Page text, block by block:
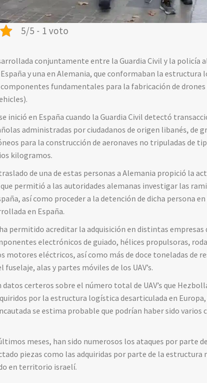
5/5 - 1 voto
conjuntamente entre la Guardia Civil y la policía
y una en Alemania, que conformaban la estructura
fundamentales para la fabricación de drones
inició en España cuando la Guardia Civil detectó
administradas por ciudadanos de origen libanés, de
para la construcción de aeronaves no tripuladas de
kilogramos.
de una de estas personas a Alemania propició la
permitió a las autoridades alemanas investigar las
así como proceder a la detención de dicha persona
en España.
permitido acreditar la adquisición en distintas
electrónicos de guiado, hélices propulsoras,
motores eléctricos, así como más de doce toneladas de
alas y partes móviles de los UAV’s.
datos certeros sobre el número total de UAV’s que
por la estructura logística desarticulada en Europa,
se estima probable que podrían haber sido varios
meses, han sido numerosos los ataques por parte
piezas como las adquiridas por parte de la
en territorio israelí.